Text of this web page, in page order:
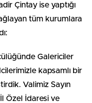
Çintay ise yaptığı
tüm kurumlara
Galericiler
kapsamlı bir
Valimiz Sayın
İl Özel İdaresi ve